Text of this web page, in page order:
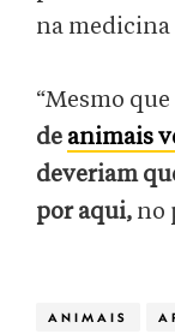
na
“Mesmo que
de animais
deveriam
por aqui, no
ANIMAIS